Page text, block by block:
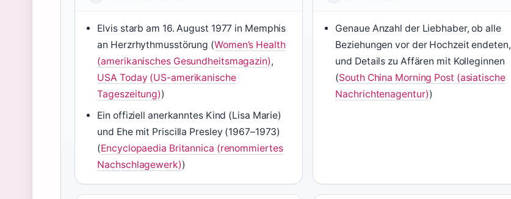
Elvis starb am 16. August 1977 in Memphis
an Herzrhythmusstörung (Women’s Health
(amerikanisches Gesundheitsmagazin),
USA Today (US-amerikanische
Tageszeitung))
Ein offiziell anerkanntes Kind (Lisa Marie)
und Ehe mit Priscilla Presley (1967–1973)
(Encyclopaedia Britannica (renommiertes
Nachschlagewerk))
Genaue Anzahl der Liebhaber, ob alle
Beziehungen vor der Hochzeit endeten,
und Details zu Affären mit Kolleginnen
(South China Morning Post (asiatische
Nachrichtenagentur))